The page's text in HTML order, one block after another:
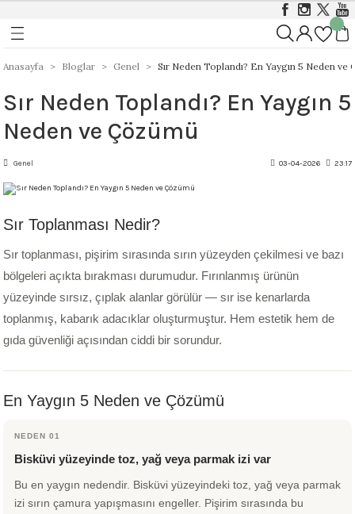
999 - 1305 °C
999-1305 °C
Foundations Sırları 999 - 1046
Opak
Mat
- 1046 °C
1046 °C
°C
Stoneware 1186 - 1305 °C
Stoneware Klasik, Kristal ve Mat Sırlar
Stoneware Parlak (Gloss) Sırlar
Stoneware Şeffaf Sırlar
Ritual Glaze - Melt Gloop
Ritual Glaze - Beads
Stoneware Flux
1305 °C
- 1046 °C
Sırlar 1030 - 1050 °C
Sırlar 1190 - 1230 °C
- 1230 °C
Anasayfa Bloglar Genel Sır Neden Toplandı? En Yaygın 5 Neden ve
Sır Neden Toplandı? En Yaygın 5
Neden ve Çözümü
Genel 03-04-2026 23:17
Sır Toplanması Nedir?
Sır toplanması, pişirim sırasında sırın yüzeyden çekilmesi ve bazı
bölgeleri açıkta bırakması durumudur. Fırınlanmış ürünün
yüzeyinde sırsız, çıplak alanlar görülür — sır ise kenarlarda
toplanmış, kabarık adacıklar oluşturmuştur. Hem estetik hem de
gıda güvenliği açısından ciddi bir sorundur.
En Yaygın 5 Neden ve Çözümü
NEDEN 01
Bisküvi yüzeyinde toz, yağ veya parmak izi var
Bu en yaygın nedendir. Bisküvi yüzeyindeki toz, yağ veya parmak
izi sırın çamura yapışmasını engeller. Pişirim sırasında bu